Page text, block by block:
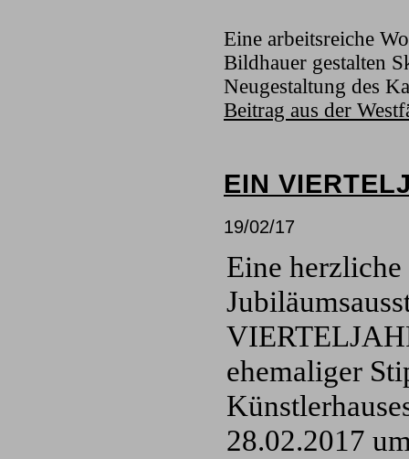
Eine arbeitsreiche
Bildhauer gestalten
Neugestaltung des
Beitrag aus der
EIN
19/02/17
Eine
ehemaliger
28.02.2017